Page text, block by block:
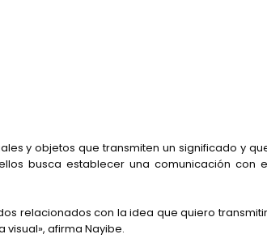
y objetos que transmiten un significado y
busca establecer una comunicación con
relacionados con la idea que quiero
afirma Nayibe.